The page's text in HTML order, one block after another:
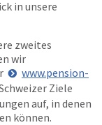
in unsere
zweites
wir
www.pension-
Ziele
auf, in denen
können.